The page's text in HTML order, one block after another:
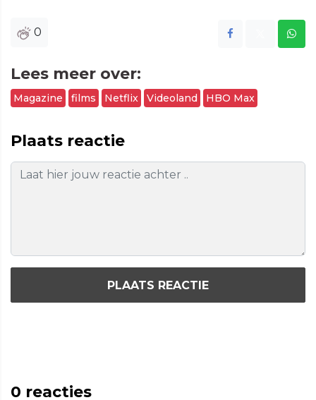
0
Lees meer over:
Magazine films Netflix Videoland HBO Max
Plaats reactie
PLAATS REACTIE
0 reacties